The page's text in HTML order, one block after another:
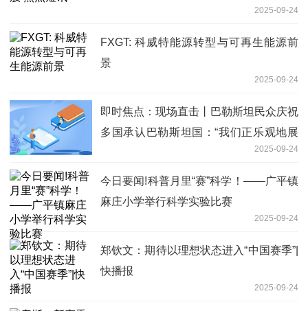
2025-09-24
FXGT: 科威特能源转型与可再生能源前
景
2025-09-24
即时焦点：现场直击丨巴勒斯坦民众庆祝
多国承认巴勒斯坦国：“我们正乐观地展
2025-09-24
今日要闻!科普月里“赛”科学！——广平镇
麻庄小学举行科学实验比赛
2025-09-24
郑钦文：期待以理想状态进入“中国赛季”|
快播报
2025-09-24